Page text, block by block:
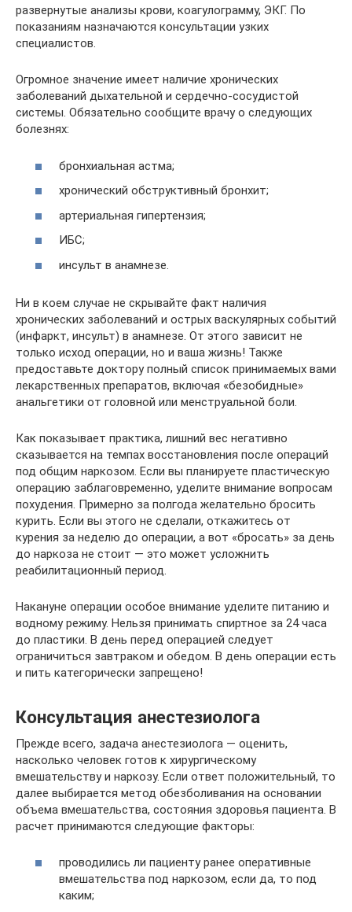
развернутые анализы крови, коагулограмму, ЭКГ. По
показаниям назначаются консультации узких
специалистов.
Огромное значение имеет наличие хронических
заболеваний дыхательной и сердечно-сосудистой
системы. Обязательно сообщите врачу о следующих
болезнях:
бронхиальная астма;
хронический обструктивный бронхит;
артериальная гипертензия;
ИБС;
инсульт в анамнезе.
Ни в коем случае не скрывайте факт наличия
хронических заболеваний и острых васкулярных событий
(инфаркт, инсульт) в анамнезе. От этого зависит не
только исход операции, но и ваша жизнь! Также
предоставьте доктору полный список принимаемых вами
лекарственных препаратов, включая «безобидные»
анальгетики от головной или менструальной боли.
Как показывает практика, лишний вес негативно
сказывается на темпах восстановления после операций
под общим наркозом. Если вы планируете пластическую
операцию заблаговременно, уделите внимание вопросам
похудения. Примерно за полгода желательно бросить
курить. Если вы этого не сделали, откажитесь от
курения за неделю до операции, а вот «бросать» за день
до наркоза не стоит — это может усложнить
реабилитационный период.
Накануне операции особое внимание уделите питанию и
водному режиму. Нельзя принимать спиртное за 24 часа
до пластики. В день перед операцией следует
ограничиться завтраком и обедом. В день операции есть
и пить категорически запрещено!
Консультация анестезиолога
Прежде всего, задача анестезиолога — оценить,
насколько человек готов к хирургическому
вмешательству и наркозу. Если ответ положительный, то
далее выбирается метод обезболивания на основании
объема вмешательства, состояния здоровья пациента. В
расчет принимаются следующие факторы:
проводились ли пациенту ранее оперативные
вмешательства под наркозом, если да, то под
каким;